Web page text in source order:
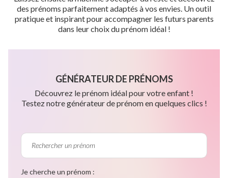
des prénoms parfaitement adaptés à vos envies. Un outil
pratique et inspirant pour accompagner les futurs parents
dans leur choix du prénom idéal !
GÉNÉRATEUR DE PRÉNOMS
Découvrez le prénom idéal pour votre enfant !
Testez notre générateur de prénom en quelques clics !
Je cherche un prénom :